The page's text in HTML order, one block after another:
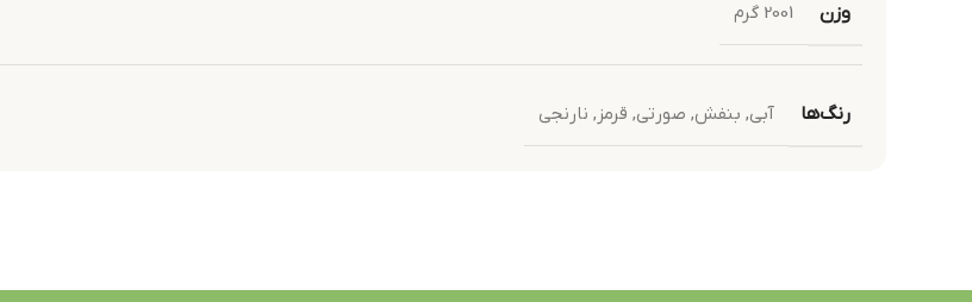
وزن 2001 گرم
رنگ‌ها آبی, بنفش, صورتی, قرمز , نارنجی